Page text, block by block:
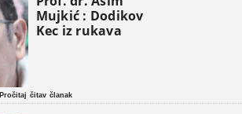
Mujkić : Dodikov
Kec iz rukava
Pročitaj čitav članak